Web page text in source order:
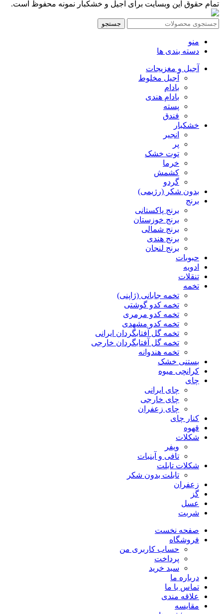
تمام حقوق این وبسایت برای آجیل و خشکبار نمونه محفوظ است.
جستجو
منو
دسته بندی ها
آجیل و مغزیجات
آجیل مخلوط
بادام
بادام هندی
پسته
فندق
خشکبار
انجیر
پر
توت خشک
خرما
کشمش
گردو
بدون شکر (رژیمی)
برنج
برنج پاکستانی
برنج خوزستان
برنج شمالی
برنج هندی
برنج لنجان
حبوبات
ادویه
تنقلات
تخمه
تخمه جابانی (ژاپنی)
تخمه کدو گوشتی
تخمه کدو مرمری
تخمه کدو مشهدی
تخمه گل آفتابگردان ایرانی
تخمه گل آفتابگردان خارجی
تخمه هندوانه
بستنی خشک
کرانچی میوه
چای
چای ایرانی
چای خارجی
چای زعفران
کنار چای
قهوه
شکلات
ویفر
تافی و آبنبات
شکلات تابلت
تابلت بدون شکر
زعفران
گز
عسل
شربت
صفحه نخست
فروشگاه
حساب کاربری من
پرداخت
سبد خرید
درباره ما
تماس با ما
علاقه مندی
مقایسه